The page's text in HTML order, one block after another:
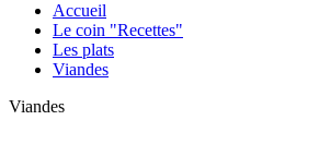
Accueil
Le coin "Recettes"
Les plats
Viandes
Viandes